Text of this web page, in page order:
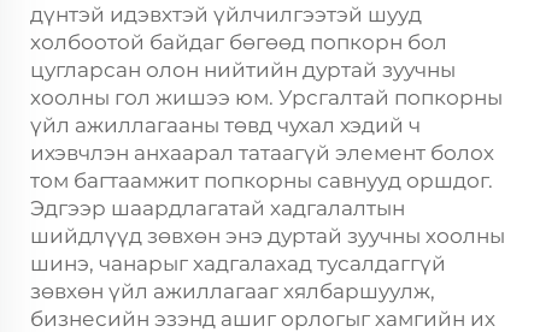
дүнтэй идэвхтэй үйлчилгээтэй шууд
холбоотой байдаг бөгөөд попкорн бол
цугларсан олон нийтийн дуртай зуучны
хоолны гол жишээ юм. Урсгалтай попкорны
үйл ажиллагааны төвд чухал хэдий ч
ихэвчлэн анхаарал татаагүй элемент болох
том багтаамжит попкорны савнууд оршдог.
Эдгээр шаардлагатай хадгалалтын
шийдлүүд зөвхөн энэ дуртай зуучны хоолны
шинэ, чанарыг хадгалахад тусалдаггүй
зөвхөн үйл ажиллагааг хялбаршуулж,
бизнесийн эзэнд ашиг орлогыг хамгийн их